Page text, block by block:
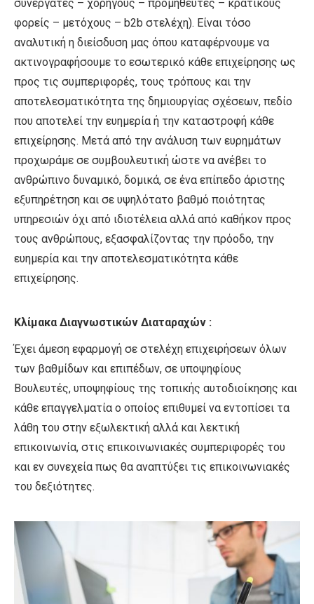
συνεργάτες – χορηγούς – προμηθευτές – κρατικούς
φορείς – μετόχους – b2b στελέχη). Είναι τόσο
αναλυτική η διείσδυση μας όπου καταφέρνουμε να
ακτινογραφήσουμε το εσωτερικό κάθε επιχείρησης ως
προς τις συμπεριφορές, τους τρόπους και την
αποτελεσματικότητα της δημιουργίας σχέσεων, πεδίο
που αποτελεί την ευημερία ή την καταστροφή κάθε
επιχείρησης. Μετά από την ανάλυση των ευρημάτων
προχωράμε σε συμβουλευτική ώστε να ανέβει το
ανθρώπινο δυναμικό, δομικά, σε ένα επίπεδο άριστης
εξυπηρέτηση και σε υψηλότατο βαθμό ποιότητας
υπηρεσιών όχι από ιδιοτέλεια αλλά από καθήκον προς
τους ανθρώπους, εξασφαλίζοντας την πρόοδο, την
ευημερία και την αποτελεσματικότητα κάθε
επιχείρησης.
Κλίμακα Διαγνωστικών Διαταραχών :
Έχει άμεση εφαρμογή σε στελέχη επιχειρήσεων όλων
των βαθμίδων και επιπέδων, σε υποψηφίους
Βουλευτές, υποψηφίους της τοπικής αυτοδιοίκησης και
κάθε επαγγελματία ο οποίος επιθυμεί να εντοπίσει τα
λάθη του στην εξωλεκτική αλλά και λεκτική
επικοινωνία, στις επικοινωνιακές συμπεριφορές του
και εν συνεχεία πως θα αναπτύξει τις επικοινωνιακές
του δεξιότητες.